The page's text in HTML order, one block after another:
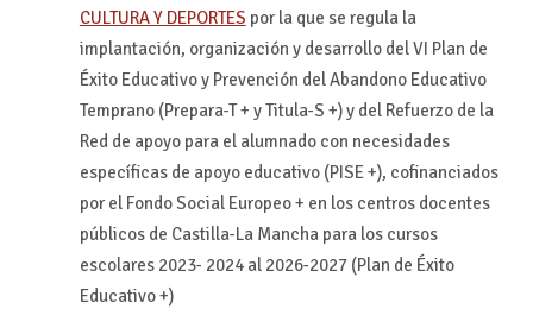
CULTURA Y DEPORTES por la que se regula la
implantación, organización y desarrollo del VI Plan de
Éxito Educativo y Prevención del Abandono Educativo
Temprano (Prepara-T + y Titula-S +) y del Refuerzo de la
Red de apoyo para el alumnado con necesidades
específicas de apoyo educativo (PISE +), cofinanciados
por el Fondo Social Europeo + en los centros docentes
públicos de Castilla-La Mancha para los cursos
escolares 2023- 2024 al 2026-2027 (Plan de Éxito
Educativo +)